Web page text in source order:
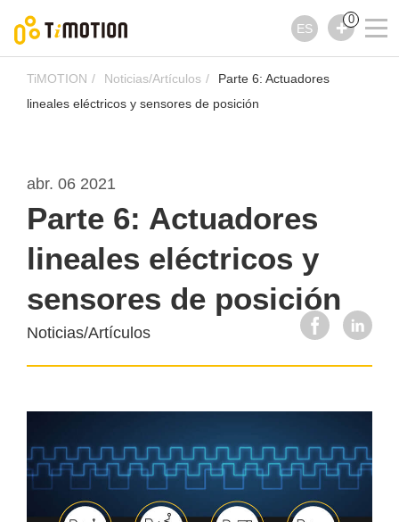
ES
0
TiMOTION Noticias/Artículos
Parte 6: Actuadores
lineales eléctricos y sensores de posición
abr. 06 2021
Parte 6: Actuadores
lineales eléctricos y
sensores de posición
Noticias/Artículos